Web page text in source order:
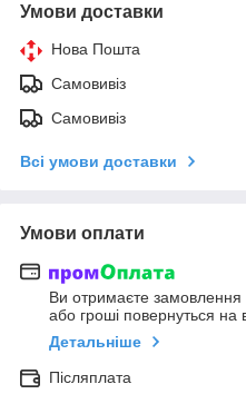
Умови доставки
Нова Пошта
Самовивіз
Самовивіз
Всі умови доставки
Умови оплати
Ви отримаєте замовлення
або гроші повернуться на
Детальніше
Післяплата